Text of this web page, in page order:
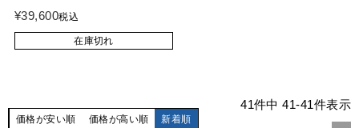
¥39,600税込
在庫切れ
価格が安い順 価格が高い順 新着順
41件中 41-41件表示